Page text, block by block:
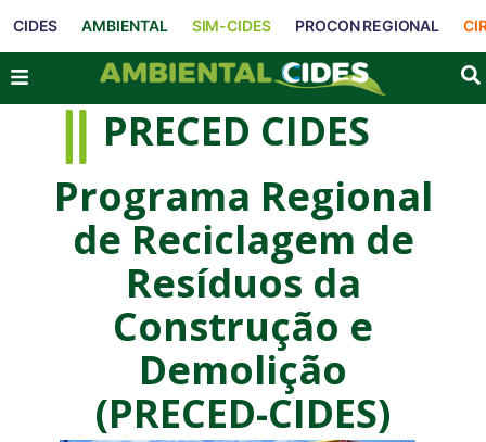
CIDES AMBIENTAL SIM-CIDES PROCON REGIONAL
PRECED CIDES
Programa Regional
de Reciclagem de
Resíduos da
Construção e
Demolição
(PRECED-CIDES)